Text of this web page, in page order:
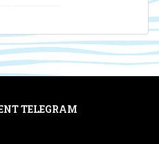
TELEGRAM